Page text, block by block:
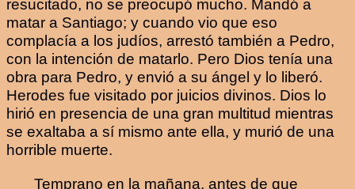
resucitado, no se preocupó mucho. Mandó a
matar a Santiago; y cuando vio que eso
complacía a los judíos, arrestó también a Pedro,
con la intención de matarlo. Pero Dios tenía una
obra para Pedro, y envió a su ángel y lo liberó.
Herodes fue visitado por juicios divinos. Dios lo
hirió en presencia de una gran multitud mientras
se exaltaba a sí mismo ante ella, y murió de una
horrible muerte.
Temprano en la mañana, antes de que